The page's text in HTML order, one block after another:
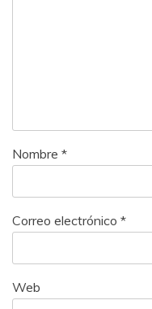
Nombre *
Correo electrónico *
Web